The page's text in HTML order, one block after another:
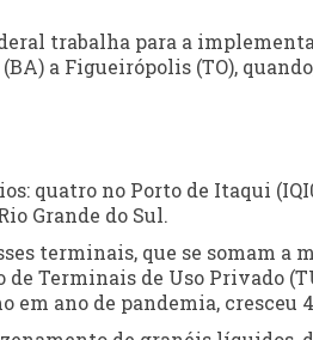
trabalha para a
a Figueirópolis (TO),
quatro no Porto de Itaqui
Grande do Sul.
terminais, que se somam a
Terminais de Uso Privado
em ano de pandemia, cresceu